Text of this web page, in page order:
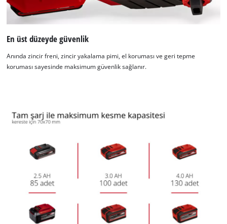
the site with their CMP to add this content
to the list of technologies used.
Powered by
En üst düzeyde güvenlik
Anında zincir freni, zincir yakalama pimi, el koruması ve geri tepme
koruması sayesinde maksimum güvenlik sağlanır.